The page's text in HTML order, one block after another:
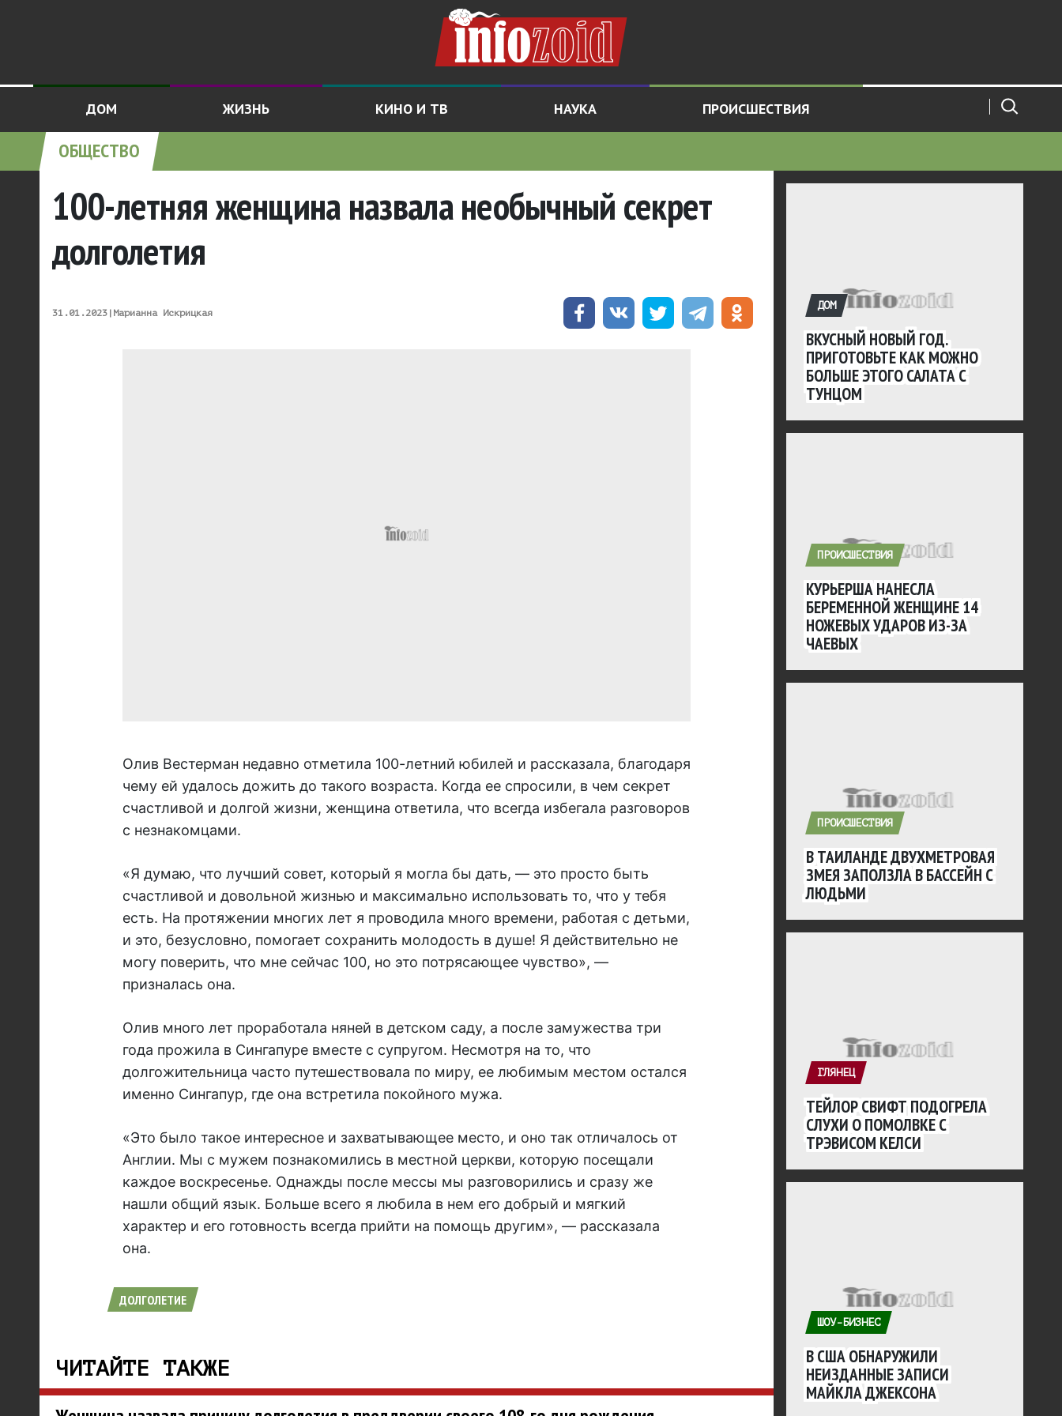
ДОМ ЖИЗНЬ КИНО И ТВ НАУКА ПРОИСШЕСТВИЯ
ОБЩЕСТВО
100-летняя женщина назвала необычный секрет
долголетия
31.01.2023| Марианна Искрицкая
Олив Вестерман недавно отметила 100-летний юбилей и рассказала, благодаря
чему ей удалось дожить до такого возраста. Когда ее спросили, в чем секрет
счастливой и долгой жизни, женщина ответила, что всегда избегала разговоров
с незнакомцами.
«Я думаю, что лучший совет, который я могла бы дать, — это просто быть
счастливой и довольной жизнью и максимально использовать то, что у тебя
есть. На протяжении многих лет я проводила много времени, работая с детьми,
и это, безусловно, помогает сохранить молодость в душе! Я действительно не
могу поверить, что мне сейчас 100, но это потрясающее чувство», —
призналась она.
Олив много лет проработала няней в детском саду, а после замужества три
года прожила в Сингапуре вместе с супругом. Несмотря на то, что
долгожительница часто путешествовала по миру, ее любимым местом остался
именно Сингапур, где она встретила покойного мужа.
«Это было такое интересное и захватывающее место, и оно так отличалось от
Англии. Мы с мужем познакомились в местной церкви, которую посещали
каждое воскресенье. Однажды после мессы мы разговорились и сразу же
нашли общий язык. Больше всего я любила в нем его добрый и мягкий
характер и его готовность всегда прийти на помощь другим», — рассказала
она.
ДОЛГОЛЕТИЕ
ЧИТАЙТЕ ТАКЖЕ
ДОМ
ВКУСНЫЙ НОВЫЙ ГОД.
ПРИГОТОВЬТЕ КАК МОЖНО
БОЛЬШЕ ЭТОГО САЛАТА С
ТУНЦОМ
ПРОИСШЕСТВИЯ
КУРЬЕРША НАНЕСЛА
БЕРЕМЕННОЙ ЖЕНЩИНЕ 14
НОЖЕВЫХ УДАРОВ ИЗ-ЗА
ЧАЕВЫХ
ПРОИСШЕСТВИЯ
В ТАИЛАНДЕ ДВУХМЕТРОВАЯ
ЗМЕЯ ЗАПОЛЗЛА В БАССЕЙН С
ЛЮДЬМИ
ГЛЯНЕЦ
ТЕЙЛОР СВИФТ ПОДОГРЕЛА
СЛУХИ О ПОМОЛВКЕ С
ТРЭВИСОМ КЕЛСИ
ШОУ-БИЗНЕС
В США ОБНАРУЖИЛИ
НЕИЗДАННЫЕ ЗАПИСИ
МАЙКЛА ДЖЕКСОНА